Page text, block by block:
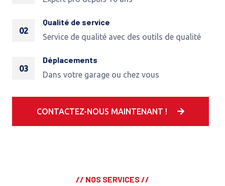
02
Qualité de service
Service de qualité avec des outils de qualité
03
Déplacements
Dans votre garage ou chez vous
CONTACTEZ-NOUS MAINTENANT !
// NOS SERVICES //